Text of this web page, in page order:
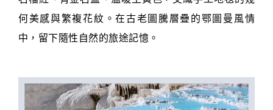
何美感與繁複花紋。在古老圖騰層疊的鄂圖曼風情
中，留下隨性自然的旅途記憶。